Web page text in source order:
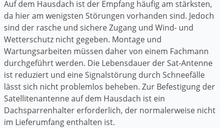
Auf dem Hausdach ist der Empfang häufig am stärksten,
da hier am wenigsten Störungen vorhanden sind. Jedoch
sind der rasche und sichere Zugang und Wind- und
Wetterschutz nicht gegeben. Montage und
Wartungsarbeiten müssen daher von einem Fachmann
durchgeführt werden. Die Lebensdauer der Sat-Antenne
ist reduziert und eine Signalstörung durch Schneefälle
lässt sich nicht problemlos beheben. Zur Befestigung der
Satellitenantenne auf dem Hausdach ist ein
Dachsparrenhalter erforderlich, der normalerweise nicht
im Lieferumfang enthalten ist.